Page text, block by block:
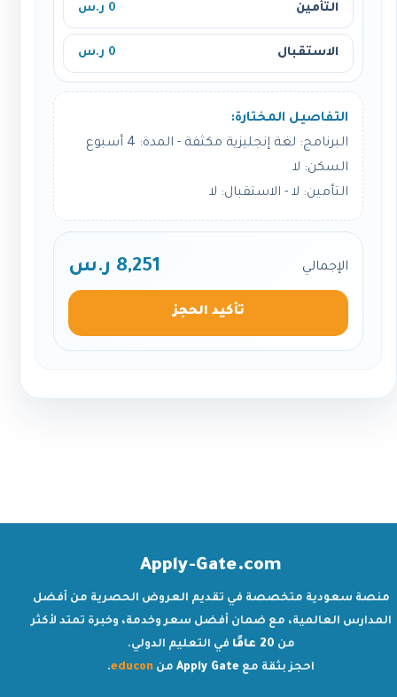
التأمين 0 ر.س
الاستقبال 0 ر.س
التفاصيل المختارة:
البرنامج: لغة إنجليزية مكثفة - المدة: 4 أسبوع
السكن: لا
التأمين: لا - الاستقبال: لا
الإجمالي 8,251 ر.س
تأكيد الحجز
Apply-Gate.com
منصة سعودية متخصصة في تقديم العروض الحصرية من أفضل
المدارس العالمية، مع ضمان أفضل سعر وخدمة، وخبرة تمتد لأكثر
من 20 عامًا
في التعليم الدولي.
احجز بثقة مع Apply Gate من educon
.